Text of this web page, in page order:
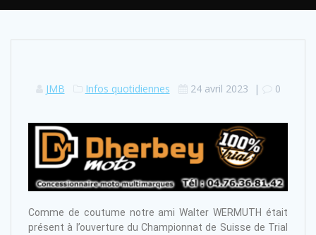
JMB Infos quotidiennes 24 avril 2023 | 0
Comme de coutume notre ami Walter WERMUTH était
présent à l’ouverture du Championnat de Suisse de Trial